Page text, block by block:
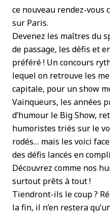
ce nouveau rendez-vous
sur Paris.
Devenez les maîtres du
de passage, les défis et
préféré ! Un concours
lequel on retrouve les
capitale, pour un show
Vainqueurs, les années
d’humour le Big Show,
humoristes triés sur le
rodés… mais les voici
des défis lancés en
Découvrez comme nos
surtout prêts à tout !
Tiendront-ils le coup ?
la fin, il n’en restera